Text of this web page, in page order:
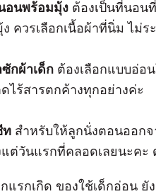
อนพร้อมมุ้ง ต้องเป็นที่นอน
ควรเลือกเนื้อผ้าที่นิ่ม ไม่ร
กผ้าเด็ก ต้องเลือกแบบอ่อ
ไร้สารตกค้างทุกอย่างค่ะ
ท สำหรับให้ลูกนั่งตอนออก
ต่วันแรกที่คลอดเลยนะคะ
กแรกเกิด ของใช้เด็กอ่อน